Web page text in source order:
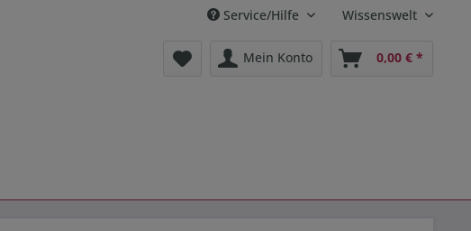
Service/Hilfe Wissenswelt
Mein Konto 0,00 € *